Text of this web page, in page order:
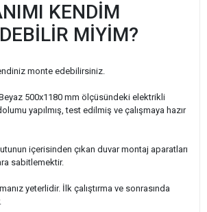
KENDİM
MİYİM?
monte edebilirsiniz.
500x1180 mm ölçüsündeki elektrikli
yapılmış, test edilmiş ve çalışmaya hazır
içerisinden çıkan duvar montaj aparatları
sabitlemektir.
yeterlidir. İlk çalıştırma ve sonrasında